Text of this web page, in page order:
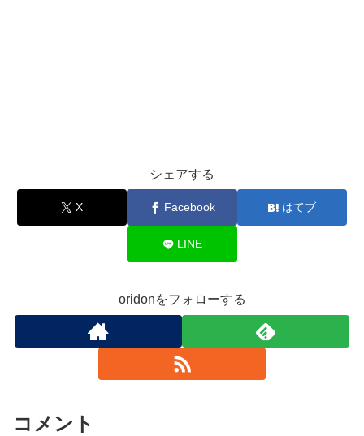
シェアする
X Facebook はてブ
LINE
oridonをフォローする
コメント